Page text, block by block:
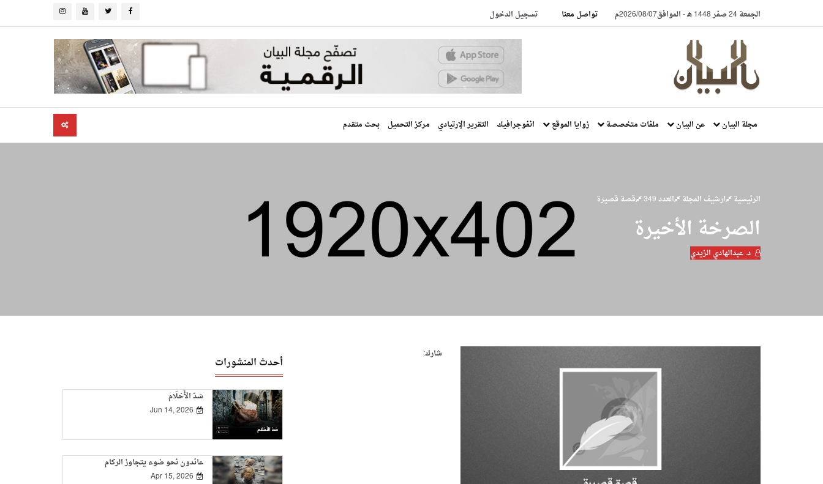
الجمعة 24 صفر 1448 هـ -الموافق2026/08/07م تواصل معنا تسجيل الدخول
مجلة البيان عن البيان ملفات متخصصة زوايا الموقع انفوجرافيك التقرير الإرتيادي مركز التحميل بحث متقدم
الرئيسية ارشيف المجلة العدد 349 قصة قصيرة
الصرخة الأخيرة
د. عبدالهادي الزيدي
شارك:
أحدث المنشورات
سَدّ الأَحْلَام
Jun 14, 2026
عائدون نحو ضوء يتجاوز الركام
Apr 15, 2026